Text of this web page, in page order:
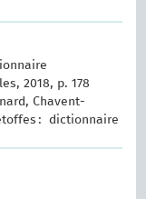
2018, p. 178
Chavent-
: dictionnaire